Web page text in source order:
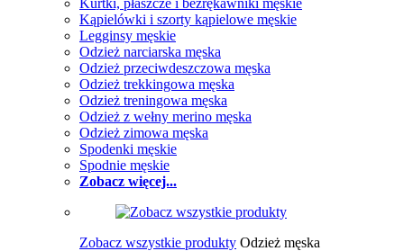
Kurtki, płaszcze i bezrękawniki męskie
Kąpielówki i szorty kąpielowe męskie
Legginsy męskie
Odzież narciarska męska
Odzież przeciwdeszczowa męska
Odzież trekkingowa męska
Odzież treningowa męska
Odzież z wełny merino męska
Odzież zimowa męska
Spodenki męskie
Spodnie męskie
Zobacz więcej...
Zobacz wszystkie produkty Odzież męska